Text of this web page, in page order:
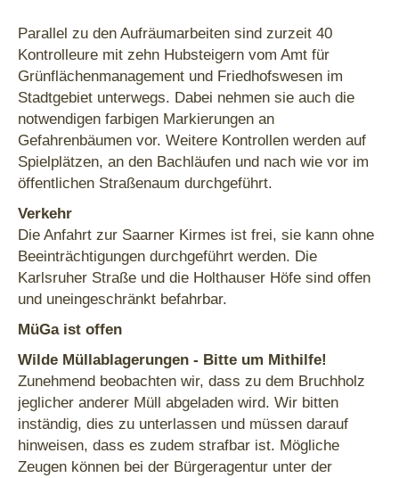
Parallel zu den Aufräumarbeiten sind zurzeit 40
Kontrolleure mit zehn Hubsteigern vom Amt für
Grünflächenmanagement und Friedhofswesen im
Stadtgebiet unterwegs. Dabei nehmen sie auch die
notwendigen farbigen Markierungen an
Gefahrenbäumen vor. Weitere Kontrollen werden auf
Spielplätzen, an den Bachläufen und nach wie vor im
öffentlichen Straßenaum durchgeführt.
Verkehr
Die Anfahrt zur Saarner Kirmes ist frei, sie kann ohne
Beeinträchtigungen durchgeführt werden. Die
Karlsruher Straße und die Holthauser Höfe sind offen
und uneingeschränkt befahrbar.
MüGa ist offen
Wilde Müllablagerungen - Bitte um Mithilfe!
Zunehmend beobachten wir, dass zu dem Bruchholz
jeglicher anderer Müll abgeladen wird. Wir bitten
inständig, dies zu unterlassen und müssen darauf
hinweisen, dass es zudem strafbar ist. Mögliche
Zeugen können bei der Bürgeragentur unter der